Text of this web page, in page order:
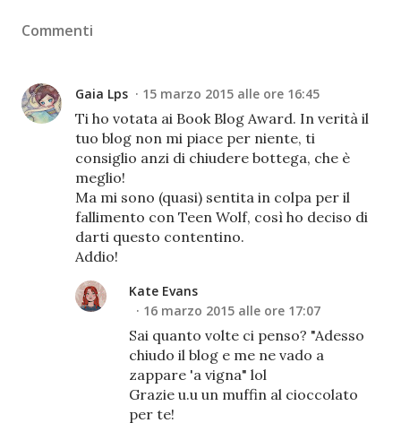
Commenti
Gaia Lps 15 marzo 2015 alle ore 16:45
Ti ho votata ai Book Blog Award. In verità il
tuo blog non mi piace per niente, ti
consiglio anzi di chiudere bottega, che è
meglio!
Ma mi sono (quasi) sentita in colpa per il
fallimento con Teen Wolf, così ho deciso di
darti questo contentino.
Addio!
Kate Evans
16 marzo 2015 alle ore 17:07
Sai quanto volte ci penso? "Adesso
chiudo il blog e me ne vado a
zappare 'a vigna" lol
Grazie u.u un muffin al cioccolato
per te!